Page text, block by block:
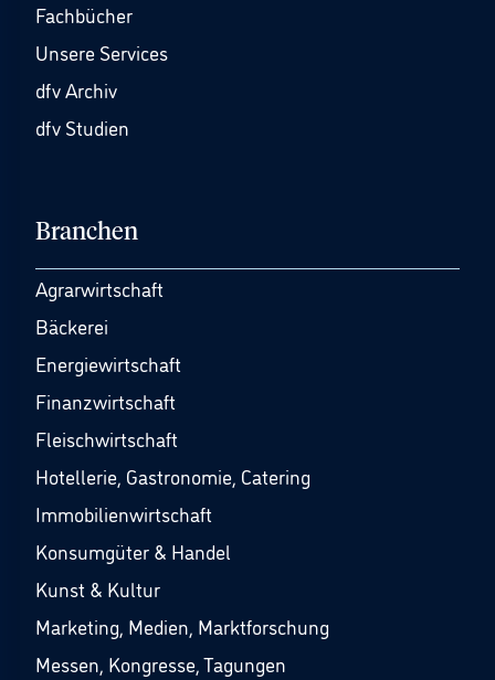
Fachbücher
Unsere Services
dfv Archiv
dfv Studien
Branchen
Agrarwirtschaft
Bäckerei
Energiewirtschaft
Finanzwirtschaft
Fleischwirtschaft
Hotellerie, Gastronomie, Catering
Immobilienwirtschaft
Konsumgüter & Handel
Kunst & Kultur
Marketing, Medien, Marktforschung
Messen, Kongresse, Tagungen